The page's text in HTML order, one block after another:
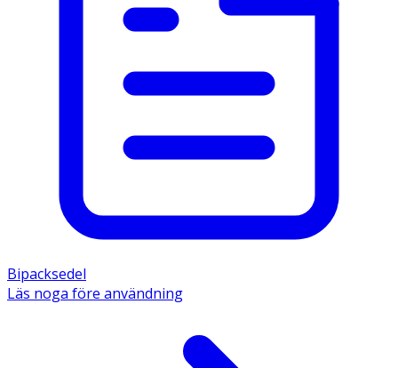
Bipacksedel
Läs noga före användning